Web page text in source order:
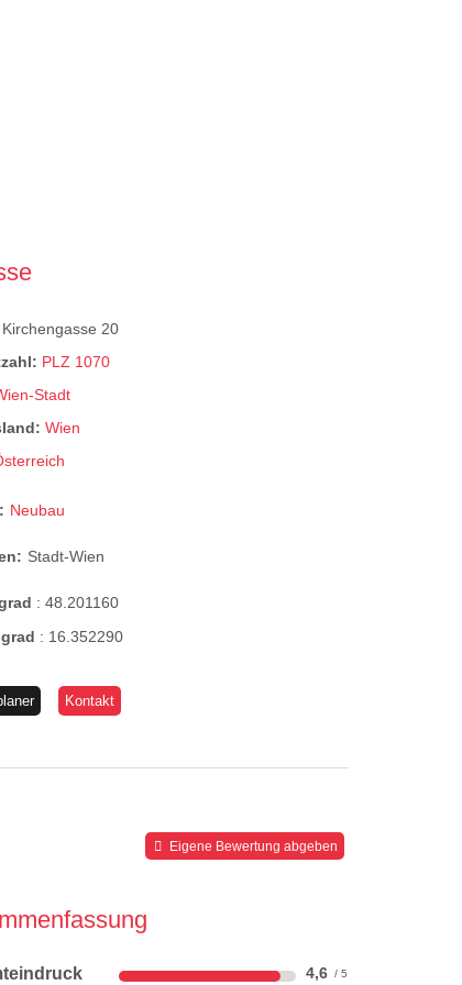
Kirchengasse 20
PLZ 1070
Stadt
Wien
Neubau
Stadt-Wien
:48.201160
: 16.352290
Kontakt
Eigene Bewertung abgeben
4,6